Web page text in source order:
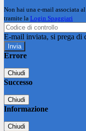
Non hai una e-mail associata
tramite la Login Spaggiari
E-mail inviata, si prega di
Errore
Chiudi
Successo
Chiudi
Informazione
Chiudi